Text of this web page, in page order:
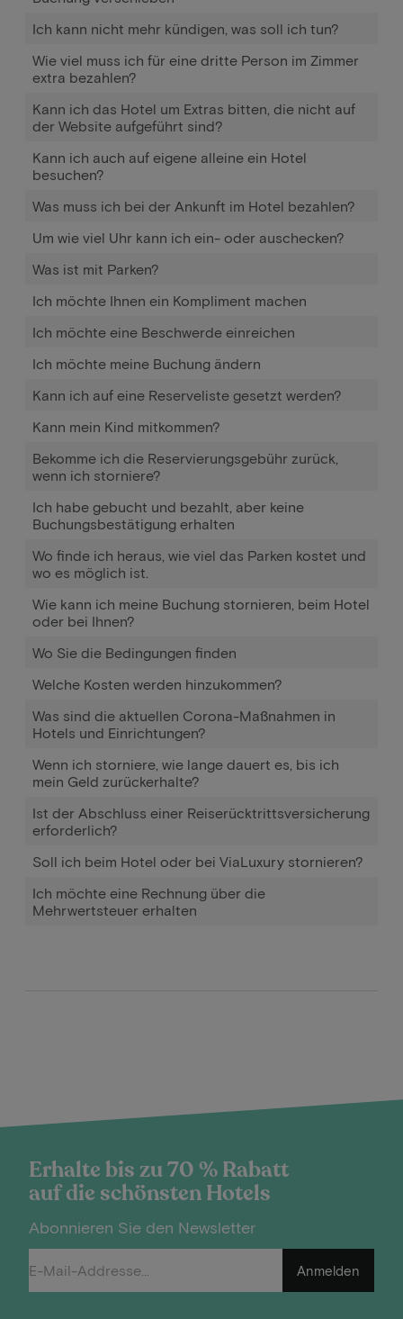
Ich kann nicht mehr kündigen, was soll ich tun?
Wie viel muss ich für eine dritte Person im Zimmer
extra bezahlen?
Kann ich das Hotel um Extras bitten, die nicht auf
der Website aufgeführt sind?
Kann ich auch auf eigene alleine ein Hotel
besuchen?
Was muss ich bei der Ankunft im Hotel bezahlen?
Um wie viel Uhr kann ich ein- oder auschecken?
Was ist mit Parken?
Ich möchte Ihnen ein Kompliment machen
Ich möchte eine Beschwerde einreichen
Ich möchte meine Buchung ändern
Kann ich auf eine Reserveliste gesetzt werden?
Kann mein Kind mitkommen?
Bekomme ich die Reservierungsgebühr zurück,
wenn ich storniere?
Ich habe gebucht und bezahlt, aber keine
Buchungsbestätigung erhalten
Wo finde ich heraus, wie viel das Parken kostet und
wo es möglich ist.
Wie kann ich meine Buchung stornieren, beim Hotel
oder bei Ihnen?
Wo Sie die Bedingungen finden
Welche Kosten werden hinzukommen?
Was sind die aktuellen Corona-Maßnahmen in
Hotels und Einrichtungen?
Wenn ich storniere, wie lange dauert es, bis ich
mein Geld zurückerhalte?
Ist der Abschluss einer Reiserücktrittsversicherung
erforderlich?
Soll ich beim Hotel oder bei ViaLuxury stornieren?
Ich möchte eine Rechnung über die
Mehrwertsteuer erhalten
Erhalte bis zu 70 % Rabatt
auf die schönsten Hotels
Abonnieren Sie den Newsletter
Anmelden